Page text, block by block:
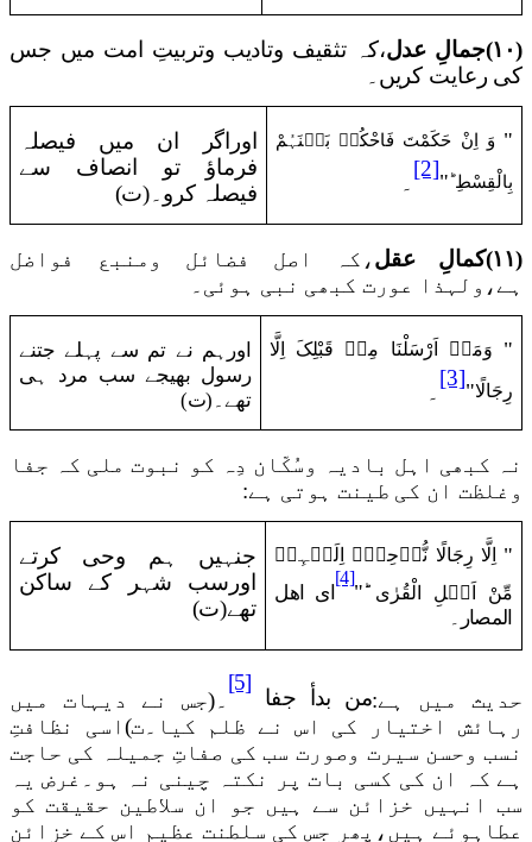
(۱۰) جمالِ عدل،کہ تثقیف وتادیب وتربیتِ امت میں جس
کی رعایت کریں۔
" وَ اِنْ حَکَمْتَ فَاحْکُمۡ بَیۡنَہُمْ
بِالْقِسْطِ ؕ"
[2]
۔
اوراگر ان میں فیصلہ
فرماؤ تو انصاف سے
فیصلہ کرو۔(ت)
(۱۱) کمالِ عقل،کہ اصل فضائل ومنبع فواضل
ہے،ولہذا عورت کبھی نبی ہوئی۔
" وَمَاۤ اَرْسَلْنَا مِنۡ قَبْلِکَ اِلَّا
رِجَالًا"
[3]
۔
اورہم نے تم سے پہلے جتنے
رسول بھیجے سب مرد ہی
تھے۔(ت)
نہ کبھی اہل بادیہ وسُکّان دِہ کو نبوت ملی کہ جفا
وغلظت ان کی طینت ہوتی ہے:
" اِلَّا رِجَالًا نُّوۡحِیۡۤ اِلَیۡہِمۡ
مِّنْ اَہۡلِ الْقُرٰی ؕ"
[4]
ای اھل
المصار
جنہیں ہم وحی کرتے
اورسب شہر کے ساکن
تھے(ت)
حدیث میں ہے:من بدأ جفا
[5]
۔(جس نے دیہات میں
رہائش اختیار کی اس نے ظلم کیا۔ت)اسی نظافتِ
نسب وحسن سیرت وصورت سب کی صفاتِ جمیلہ کی حاجت
ہے کہ ان کی کسی بات پر نکتہ چینی نہ ہو۔غرض یہ
سب انہیں خزائن سے ہیں جو ان سلاطین حقیقت کو
عطاہوئے ہیں،پھر جس کی سلطنت عظیم اس کے خزائن